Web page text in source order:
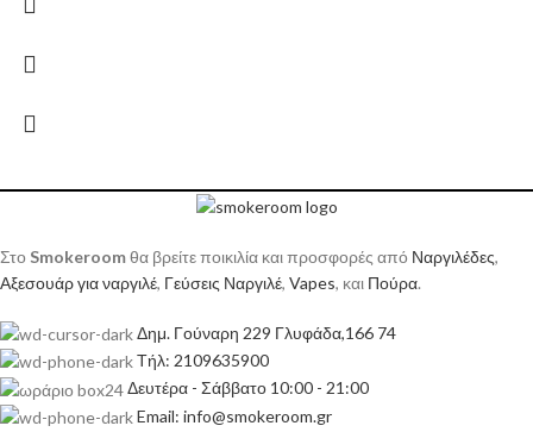
Στο Smokeroomθα βρείτε ποικιλία και προσφορές από Ναργιλέδες,
Αξεσουάρ για ναργιλέ, Γεύσεις Ναργιλέ, Vapes, και Πούρα.
Δημ. Γούναρη 229 Γλυφάδα,166 74
Τήλ: 2109635900
Δευτέρα - Σάββατο 10:00 - 21:00
Email: info@smokeroom.gr